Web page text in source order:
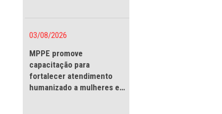
do
pelas cidades
de Direitos
Infância e
do rodízio no
03/08/2026